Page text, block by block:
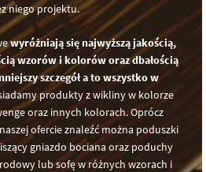
niego projektu.
wyróżniają się najwyższą jakością,
wzorów i kolorów oraz dbałością
szczegół a to wszystko w
produkty z wikliny w kolorze
oraz innych kolorach. Oprócz
ofercie znaleźć można poduszki
gniazdo bociana oraz poduchy
lub sofę w różnych wzorach i